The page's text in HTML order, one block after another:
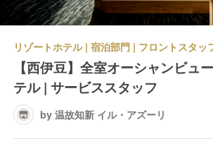
【西伊豆】全室オーシャンビュ
テル | サービススタッフ
by 温故知新 イル・アズーリ